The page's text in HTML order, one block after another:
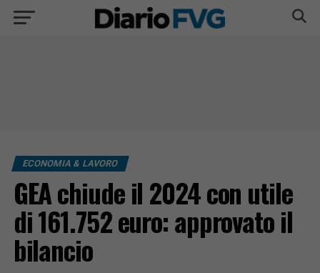
ECONOMIA & LAVORO
GEA chiude il 2024 con utile
di 161.752 euro: approvato il
bilancio